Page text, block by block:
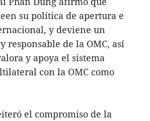
su política de apertura e
y deviene un
responsable de la OMC, así
y apoya el sistema
con la OMC como
el compromiso de la